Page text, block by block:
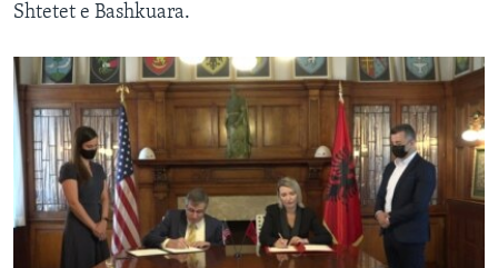
Shtetet e Bashkuara.